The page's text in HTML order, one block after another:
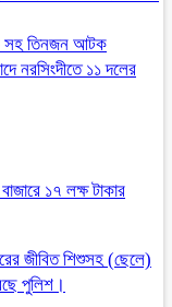
সহ তিনজন আটক
নরসিংদীতে ১১ দলের
১৭ লক্ষ টাকার
জীবিত শিশুসহ (ছেলে)
পুলিশ।